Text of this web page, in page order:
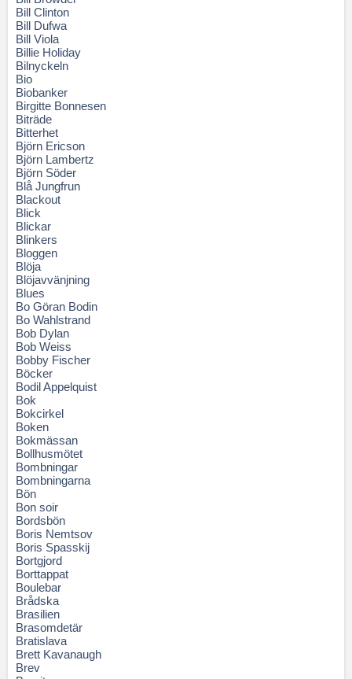
Bill Clinton
Bill Dufwa
Bill Viola
Billie Holiday
Bilnyckeln
Bio
Biobanker
Birgitte Bonnesen
Biträde
Bitterhet
Björn Ericson
Björn Lambertz
Björn Söder
Blå Jungfrun
Blackout
Blick
Blickar
Blinkers
Bloggen
Blöja
Blöjavvänjning
Blues
Bo Göran Bodin
Bo Wahlstrand
Bob Dylan
Bob Weiss
Bobby Fischer
Böcker
Bodil Appelquist
Bok
Bokcirkel
Boken
Bokmässan
Bollhusmötet
Bombningar
Bombningarna
Bön
Bon soir
Bordsbön
Boris Nemtsov
Boris Spasskij
Bortgjord
Borttappat
Boulebar
Brådska
Brasilien
Brasomdetär
Bratislava
Brett Kavanaugh
Brev